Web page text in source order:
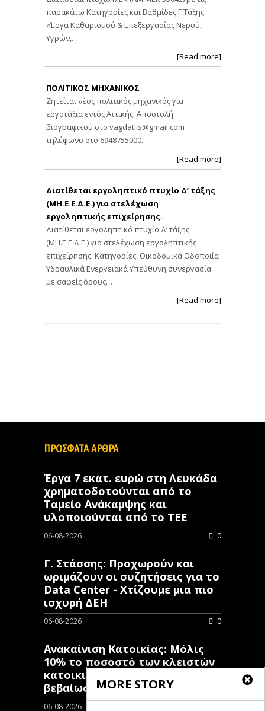
παρακάτω Κατηγορίες και Βαθμίδες Γ Τάξης:
«Έργα Καθαρισμού & Επεξεργασίας Νερού,
Υγρών,…
[Read more]
ΠΟΛΙΤΙΚΟΣ ΜΗΧΑΝΙΚΟΣ
Ζητείται νέος πολιτικός μηχανικός για
εργοτάξια εντός Αττικής. Αποστολή
βιογραφικού στο vagdatlis@gmail.com
τηλέφωνο στο 6948755000.
[Read more]
Διατίθεται εργοληπτικό πτυχίο Δ’ τάξης
(ΜΗ.Ε.Ε.Δ.Ε.) για στελέχωση
εργοληπτικής επιχείρησης.
Διατίθεται εργοληπτικό πτυχίο Δ’ τάξης
(ΜΗ.Ε.Ε.Δ.Ε.) για στελέχωση εργοληπτικής
επιχείρησης. Κατηγορίες: Οικοδομικά Οδοποιία
Υδραυλικά Ενεργειακά Υπεύθυνη συνεργασία
με σαφείς όρους…
[Read more]
MORE STORY
ΠΡΟΣΦΑΤΑ ΑΡΘΡΑ
Έργα 7 εκατ. ευρώ στη Λευκάδα
χρηματοδοτούνται από το
Ταμείο Ανάκαμψης και
υλοποιούνται από το ΤΕΕ
06-08-2026 0
Γ. Στάσσης: Προχωρούν και
ωριμάζουν οι συζητήσεις για το
Data Center - Χτίζουμε μια πιο
ισχυρή ΔΕΗ
06-08-2026 0
Ανακαίνιση Κατοικίας: Μόλις
10% το ποσοστό των κλειστών
κατοικιών που έχουν λάβει
βεβαίωση ένταξης
06-08-2026